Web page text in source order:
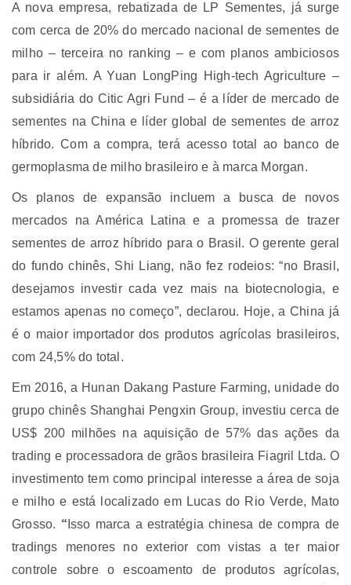
A nova empresa, rebatizada de LP Sementes, já surge
com cerca de 20% do mercado nacional de sementes de
milho – terceira no ranking – e com planos ambiciosos
para ir além. A Yuan LongPing High-tech Agriculture –
subsidiária do Citic Agri Fund – é a líder de mercado de
sementes na China e líder global de sementes de arroz
híbrido. Com a compra, terá acesso total ao banco de
germoplasma de milho brasileiro e à marca Morgan.
Os planos de expansão incluem a busca de novos
mercados na América Latina e a promessa de trazer
sementes de arroz híbrido para o Brasil. O gerente geral
do fundo chinês, Shi Liang, não fez rodeios: “no Brasil,
desejamos investir cada vez mais na biotecnologia, e
estamos apenas no começo”, declarou. Hoje, a China já
é o maior importador dos produtos agrícolas brasileiros,
com 24,5% do total.
Em 2016, a Hunan Dakang Pasture Farming, unidade do
grupo chinês Shanghai Pengxin Group, investiu cerca de
US$ 200 milhões na aquisição de 57% das ações da
trading e processadora de grãos brasileira Fiagril Ltda. O
investimento tem como principal interesse a área de soja
e milho e está localizado em Lucas do Rio Verde, Mato
Grosso. “ Isso marca a estratégia chinesa de compra de
tradings menores no exterior com vistas a ter maior
controle sobre o escoamento de produtos agrícolas,